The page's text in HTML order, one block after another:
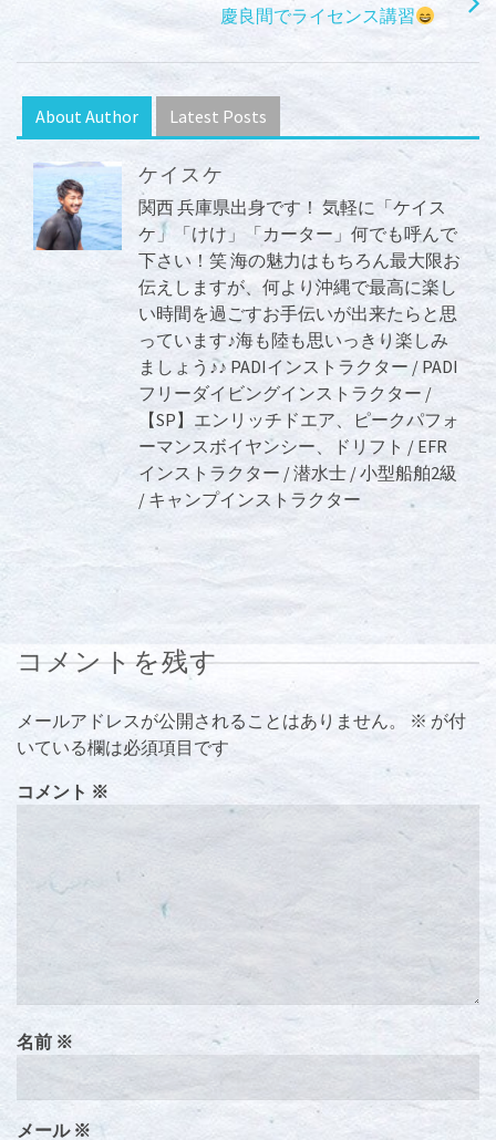
慶良間でライセンス講習
About Author Latest Posts
ケイスケ
関西 兵庫県出身です！ 気軽に「ケイス
ケ」「けけ」「カーター」何でも呼んで
下さい！笑 海の魅力はもちろん最大限お
伝えしますが、何より沖縄で最高に楽し
い時間を過ごすお手伝いが出来たらと思
っています♪海も陸も思いっきり楽しみ
ましょう♪♪ PADIインストラクター / PADI
フリーダイビングインストラクター /
【SP】エンリッチドエア、ピークパフォ
ーマンスボイヤンシー、ドリフト / EFR
インストラクター / 潜水士 / 小型船舶2級
/ キャンプインストラクター
コメントを残す
メールアドレスが公開されることはありません。 ※ が付
いている欄は必須項目です
コメント ※
名前 ※
メール ※